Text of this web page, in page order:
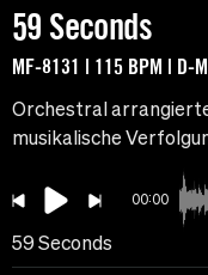
59 Seconds
MF-8131 | 115 BPM | D-
Orchestral
musikalische
00:00
59 Seconds